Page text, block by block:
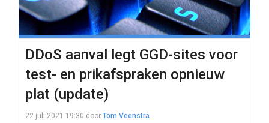
DDoS aanval legt GGD-sites voor
test- en prikafspraken opnieuw
plat (update)
22 juli 2021 19:30 door Tom Veenstra